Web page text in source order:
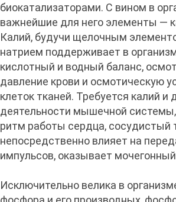
биокатализаторами. С вином в
важнейшие для него элементы —
Калий, будучи щелочным
натрием поддерживает в
кислотный и водный баланс,
давление крови и осмотическую
клеток тканей. Требуется калий и
деятельности мышечной системы,
ритм работы сердца, сосудистый
непосредственно влияет на
импульсов, оказывает
Исключительно велика в